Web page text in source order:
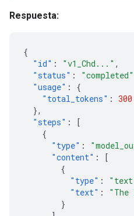
Respuesta:
{
"id" : "v1_Chd..." ,
"status" : "completed"
"usage" :
{
"total_tokens" : 300
},
"steps" :
[
{
"type" :
"content" :
[
{
"type" :
"text" :
}